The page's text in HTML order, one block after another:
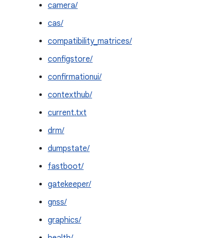
camera/
cas/
compatibility_matrices/
configstore/
confirmationui/
contexthub/
current.txt
drm/
dumpstate/
fastboot/
gatekeeper/
gnss/
graphics/